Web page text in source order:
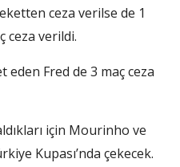
ceza verilse de 1
ceza verildi.
eden Fred de 3 maç ceza
için Mourinho ve
Kupası’nda çekecek.